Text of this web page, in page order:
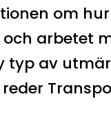
om
arbetet
typ av